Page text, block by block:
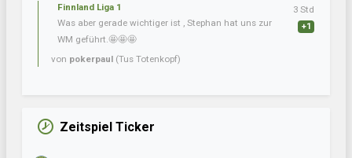
Finnland Liga 1
Was aber gerade wichtiger ist , Stephan hat uns zur
WM geführt.🤩🤩🤩
von pokerpaul (Tus Totenkopf)
3 Std
+1
Zeitspiel Ticker